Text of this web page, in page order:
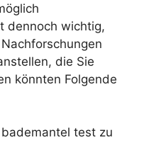
dennoch wichtig,
die Sie
könnten Folgende
test zu